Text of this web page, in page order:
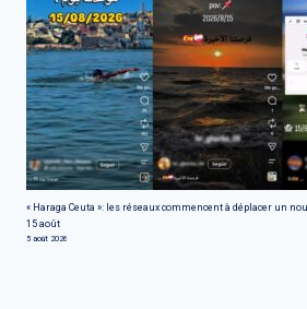
« Haraga Ceuta »: les réseaux commencent à déplacer un
15 août
5 août 2026